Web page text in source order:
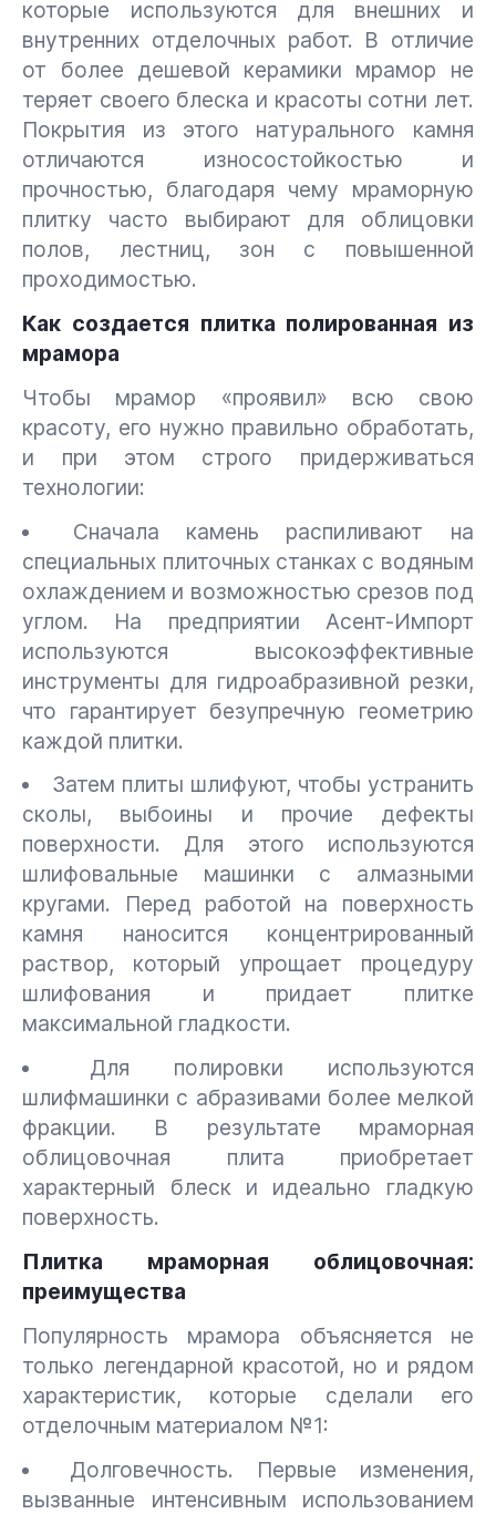
которые используются для внешних и
внутренних отделочных работ. В отличие
от более дешевой керамики мрамор не
теряет своего блеска и красоты сотни лет.
Покрытия из этого натурального камня
отличаются износостойкостью и
прочностью, благодаря чему мраморную
плитку часто выбирают для облицовки
полов, лестниц, зон с повышенной
проходимостью.
Как создается плитка полированная из
мрамора
Чтобы мрамор «проявил» всю свою
красоту, его нужно правильно обработать,
и при этом строго придерживаться
технологии:
Сначала камень распиливают на
специальных плиточных станках с водяным
охлаждением и возможностью срезов под
углом. На предприятии Асент-Импорт
используются высокоэффективные
инструменты для гидроабразивной резки,
что гарантирует безупречную геометрию
каждой плитки.
Затем плиты шлифуют, чтобы устранить
сколы, выбоины и прочие дефекты
поверхности. Для этого используются
шлифовальные машинки с алмазными
кругами. Перед работой на поверхность
камня наносится концентрированный
раствор, который упрощает процедуру
шлифования и придает плитке
максимальной гладкости.
Для полировки используются
шлифмашинки с абразивами более мелкой
фракции. В результате мраморная
облицовочная плита приобретает
характерный блеск и идеально гладкую
поверхность.
Плитка мраморная облицовочная:
преимущества
Популярность мрамора объясняется не
только легендарной красотой, но и рядом
характеристик, которые сделали его
отделочным материалом №1:
Долговечность. Первые изменения,
вызванные интенсивным использованием